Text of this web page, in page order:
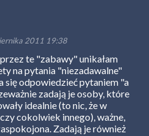
2011 19:38
te "zabawy" unikałam
na pytania "niezadawalne"
się odpowiedzieć pytaniem "a
zadają je osoby, które
idealnie (to nic, że w
cokolwiek innego), ważne,
Zadają je również